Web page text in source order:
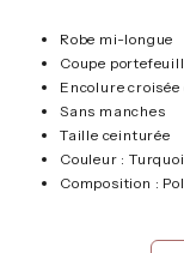
Robe mi-longue
Coupe
Encolure croisée
Sans manches
Taille ceinturée
Couleur :
Composition :